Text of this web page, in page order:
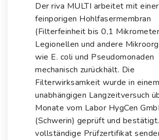
Der riva MULTI arbeitet mit einer
feinporigen Hohlfasermembran
(Filterfeinheit bis 0,1
Legionellen und andere
wie E. coli und Pseudomonaden
mechanisch zurückhält. Die
Filterwirksamkeit wurde in einem
unabhängigen Langzeitversuch
Monate vom Labor HygCen
(Schwerin) geprüft und
vollständige Prüfzertifikat